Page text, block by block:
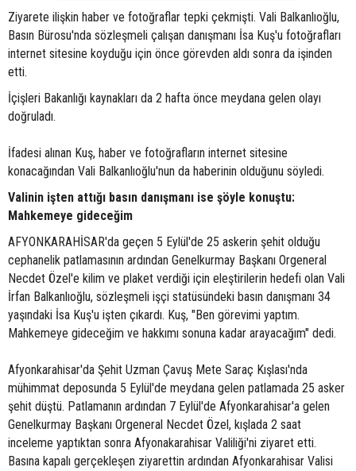
Ziyarete ilişkin haber ve fotoğraflar tepki çekmişti. Vali Balkanlıoğlu,
Basın Bürosu'nda sözleşmeli çalışan danışmanı İsa Kuş'u fotoğrafları
internet sitesine koyduğu için önce görevden aldı sonra da işinden
etti.
İçişleri Bakanlığı kaynakları da 2 hafta önce meydana gelen olayı
doğruladı.
İfadesi alınan Kuş, haber ve fotoğrafların internet sitesine
konacağından Vali Balkanlıoğlu'nun da haberinin olduğunu söyledi.
Valinin işten attığı basın danışmanı ise şöyle konuştu:
Mahkemeye gideceğim
AFYONKARAHİSAR'da geçen 5 Eylül'de 25 askerin şehit olduğu
cephanelik patlamasının ardından Genelkurmay Başkanı Orgeneral
Necdet Özel'e kilim ve plaket verdiği için eleştirilerin hedefi olan Vali
İrfan Balkanlıoğlu, sözleşmeli işçi statüsündeki basın danışmanı 34
yaşındaki İsa Kuş'u işten çıkardı. Kuş, "Ben görevimi yaptım.
Mahkemeye gideceğim ve hakkımı sonuna kadar arayacağım" dedi.
Afyonkarahisar'da Şehit Uzman Çavuş Mete Saraç Kışlası'nda
mühimmat deposunda 5 Eylül'de meydana gelen patlamada 25 asker
şehit düştü. Patlamanın ardından 7 Eylül'de Afyonkarahisar'a gelen
Genelkurmay Başkanı Orgeneral Necdet Özel, kışlada 2 saat
inceleme yaptıktan sonra Afyonakarahisar Valiliği'ni ziyaret etti.
Basına kapalı gerçekleşen ziyarettin ardından Afyonkarahisar Valisi